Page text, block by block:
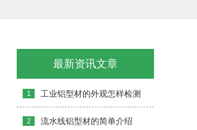
最新资讯文章
1 工业铝型材的外观怎样检测
2 流水线铝型材的简单介绍